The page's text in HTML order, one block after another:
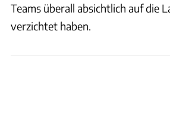
Teams überall absichtlich auf die
verzichtet haben.